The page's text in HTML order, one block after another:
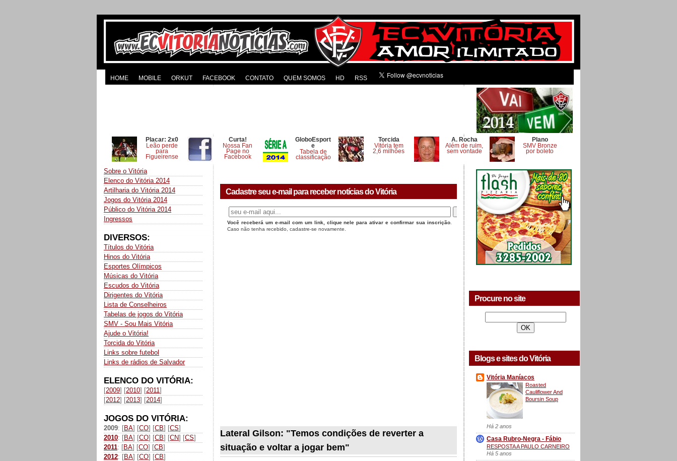
HOME MOBILE ORKUT FACEBOOK CONTATO QUEM SOMOS HD RSS
Placar: 2x0
Leão perde
para
Figueirense
Curta!
Nossa Fan
Page no
Facebook
GloboEsport
e
Tabela de
classificação
Torcida
Vitória tem
2,6 milhões
A. Rocha
Além de ruim,
sem vontade
Plano
SMV Bronze
por boleto
Sobre o Vitória
Elenco do Vitória 2014
Artilharia do Vitória 2014
Jogos do Vitória 2014
Público do Vitória 2014
Ingressos
DIVERSOS:
Títulos do Vitória
Hinos do Vitória
Esportes Olímpicos
Músicas do Vitória
Escudos do Vitória
Dirigentes do Vitória
Lista de Conselheiros
Tabelas de jogos do Vitória
SMV - Sou Mais Vitória
Ajude o Vitória!
Torcida do Vitória
Links sobre futebol
Links de rádios de Salvador
ELENCO DO VITÓRIA:
[2009] [2010] [2011]
[2012] [2013] [2014]
JOGOS DO VITÓRIA:
2009: [BA] [CO] [CB] [CS]
2010: [BA] [CO] [CB] [CN] [CS]
2011: [BA] [CO] [CB]
2012: [BA] [CO] [CB]
Cadastre seu e-mail para receber notícias do Vitória
Você receberá um e-mail com um link, clique nele para ativar e confirmar sua inscrição
Caso não tenha recebido, cadastre-se novamente.
Lateral Gilson: "Temos condições de reverter a
situação e voltar a jogar bem"
Procure no site
Blogs e sites do Vitória
Vitória Maníacos
Roasted
Cauliflower And
Boursin Soup
Há 2 anos
Casa Rubro-Negra - Fábio
RESPOSTA A PAULO CARNEIRO
Há 5 anos